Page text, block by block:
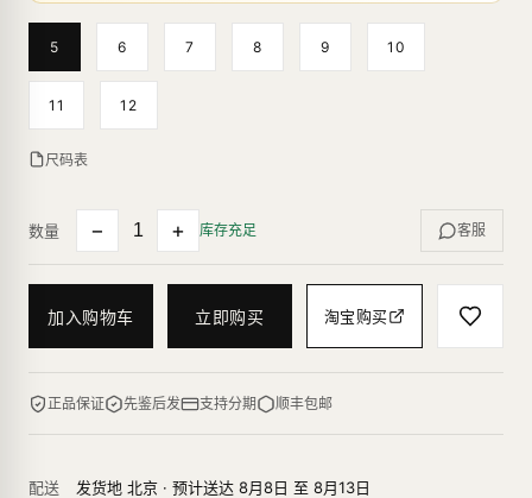
5 6 7 8 9 10
11 12
尺码表
数量 − + 库存充足 客服
加入购物车 立即购买 淘宝购买
正品保证 先鉴后发 支持分期 顺丰包邮
配送 发货地 北京 · 预计送达 8月8日 至 8月13日